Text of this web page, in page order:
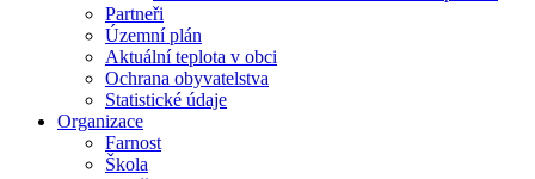
Partneři
Územní plán
Aktuální teplota v obci
Ochrana obyvatelstva
Statistické údaje
Organizace
Farnost
Škola